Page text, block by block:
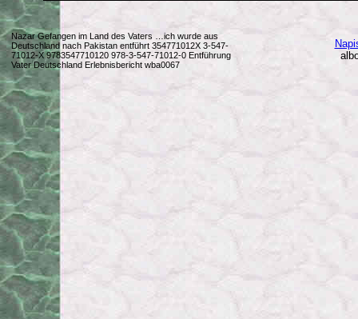
Nazar Gefangen im Land des Vaters …ich wurde aus
Deutschland nach Pakistan entführt 354771012X 3-547-
71012-X 9783547710120 978-3-547-71012-0 Entführung
Vater Deutschland Erlebnisbericht wba0067